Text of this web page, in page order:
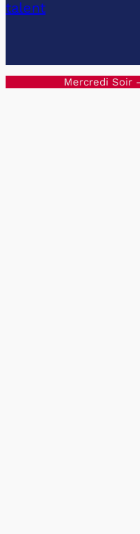
talent
Mercredi Soir